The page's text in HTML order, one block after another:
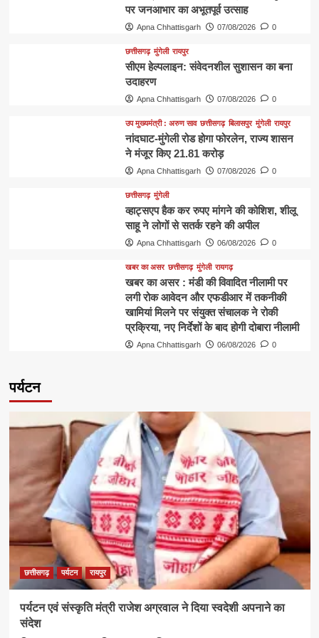
पर जनआभार का अभूतपूर्व उत्साह
Apna Chhattisgarh 07/08/2026 0
छत्तीसगढ़ मुंगेली रायपुर
सीएम हेल्पलाइन: संवेदनशील सुशासन का बना
उदाहरण
Apna Chhattisgarh 07/08/2026 0
उप मुख्यमंत्री : अरुण साव छत्तीसगढ़ बिलासपुर मुंगेली रायपुर
नांदघाट-मुंगेली रोड होगा फोरलेन, राज्य शासन
ने मंजूर किए 21.81 करोड़
Apna Chhattisgarh 07/08/2026 0
छत्तीसगढ़ मुंगेली
व्हाट्सएप हैक कर रुपए मांगने की कोशिश, शीलू
साहू ने लोगों से सतर्क रहने की अपील
Apna Chhattisgarh 06/08/2026 0
खबर का असर छत्तीसगढ़ मुंगेली रायगढ़
खबर का असर : मंडी की विवादित नीलामी पर
लगी रोक आवेदन और एफडीआर में तकनीकी
खामियां मिलने पर संयुक्त संचालक ने रोकी
प्रक्रिया, नए निर्देशों के बाद होगी दोबारा नीलामी
Apna Chhattisgarh 06/08/2026 0
पर्यटन
छत्तीसगढ़ पर्यटन रायपुर
पर्यटन एवं संस्कृति मंत्री राजेश अग्रवाल ने दिया स्वदेशी अपनाने का
संदेश